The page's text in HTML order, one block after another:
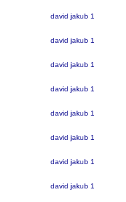
david jakub 1
david jakub 1
david jakub 1
david jakub 1
david jakub 1
david jakub 1
david jakub 1
david jakub 1